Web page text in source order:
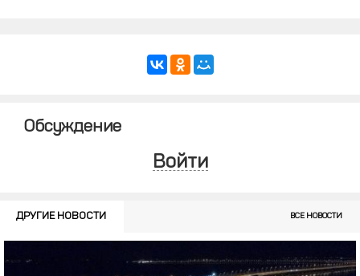
Обсуждение
Войти
ДРУГИЕ НОВОСТИ ВСЕ НОВОСТИ